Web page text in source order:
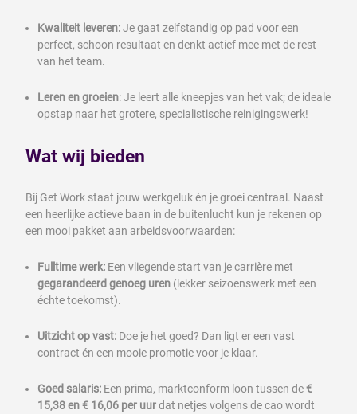
Kwaliteit leveren:Je gaat zelfstandig op pad voor een
perfect, schoon resultaat en denkt actief mee met de rest
van het team.
Leren en groeien: Je leert alle kneepjes van het vak; de ideale
opstap naar het grotere, specialistische reinigingswerk!
Wat wij bieden
Bij Get Work staat jouw werkgeluk én je groei centraal. Naast
een heerlijke actieve baan in de buitenlucht kun je rekenen op
een mooi pakket aan arbeidsvoorwaarden:
Fulltime werk: Een vliegende start van je carrière met
gegarandeerd genoeg uren (lekker seizoenswerk met een
échte toekomst).
Uitzicht op vast: Doe je het goed? Dan ligt er een vast
contract én een mooie promotie voor je klaar.
Goed salaris: Een prima, marktconform loon tussen de€
15,38 en € 16,06 per uurdat netjes volgens de cao wordt